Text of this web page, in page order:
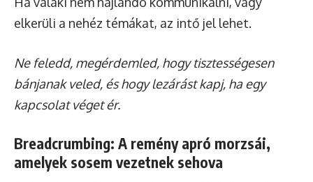
elkerüli a nehéz témákat, az intő jel lehet.
Ne feledd, megérdemled, hogy tisztességesen
bánjanak veled, és hogy lezárást kapj, ha egy
kapcsolat véget ér.
Breadcrumbing: A remény apró morzsái,
amelyek sosem vezetnek sehova